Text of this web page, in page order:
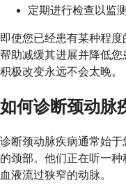
定期进行检查以监
即使您已经患有某种程
帮助减缓其进展并降低
积极改变永远不会太晚。
如何诊断颈动脉
诊断颈动脉疾病通常始
的颈部。他们正在听一
血液流过狭窄的动脉。